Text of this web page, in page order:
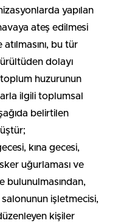
yapılan
ateş edilmesi
bu tür
dolayı
toplum huzurunun
ilgili toplumsal
belirtilen
kına gecesi,
uğurlaması ve
bulunulmasından,
salonunun işletmecisi,
kişiler